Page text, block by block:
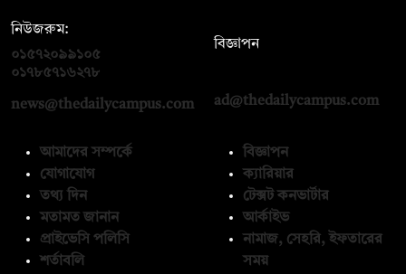
নিউজরুম:
০১৫৭২০৯৯১০৫
০১৭৮৫৭১৬২৭৮
news@thedailycampus.com
বিজ্ঞাপন
ad@thedailycampus.com
আমাদের সম্পর্কে
যোগাযোগ
তথ্য দিন
মতামত জানান
প্রাইভেসি পলিসি
শর্তাবলি
বিজ্ঞাপন
ক্যারিয়ার
টেক্সট কনভার্টার
আর্কাইভ
নামাজ, সেহরি, ইফতারের
সময়